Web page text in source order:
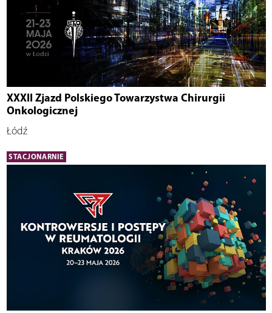
XXXII Zjazd Polskiego Towarzystwa Chirurgii
Onkologicznej
Łódź
STACJONARNIE